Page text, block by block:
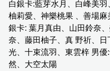
白銀卡:藍芽水月、白峰美
柚莉愛、神樂桃果 、善場麻
銀卡: 葉月真由、山田鈴奈
奈、藤田柚子、真 野祈、
光、十束流羽、東雲梓 男
然、大空太陽